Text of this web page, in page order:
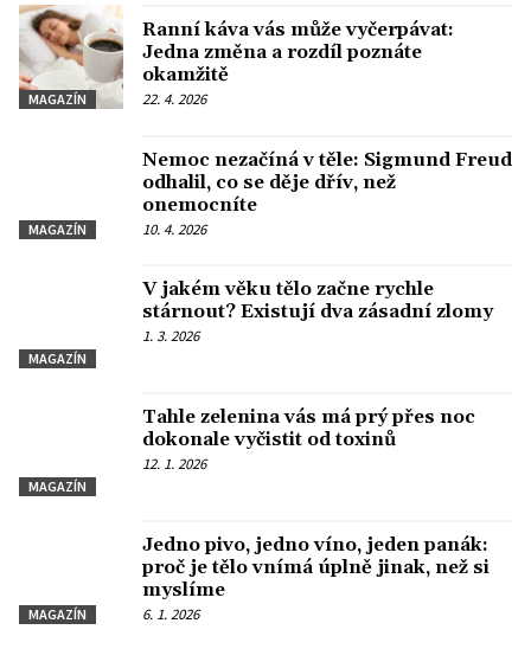
MAGAZÍN
Ranní káva vás může vyčerpávat:
Jedna změna a rozdíl poznáte
okamžitě
22. 4. 2026
MAGAZÍN
Nemoc nezačíná v těle: Sigmund Freud
odhalil, co se děje dřív, než
onemocníte
10. 4. 2026
MAGAZÍN
V jakém věku tělo začne rychle
stárnout? Existují dva zásadní zlomy
1. 3. 2026
MAGAZÍN
Tahle zelenina vás má prý přes noc
dokonale vyčistit od toxinů
12. 1. 2026
MAGAZÍN
Jedno pivo, jedno víno, jeden panák:
proč je tělo vnímá úplně jinak, než si
myslíme
6. 1. 2026